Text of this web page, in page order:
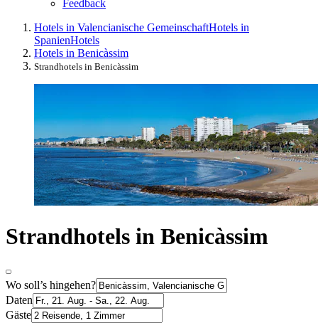
Feedback
Hotels in Valencianische GemeinschaftHotels in
SpanienHotels
Hotels in Benicàssim
Strandhotels in Benicàssim
Strandhotels in Benicàssim
Wo soll’s hingehen?
Daten
Gäste